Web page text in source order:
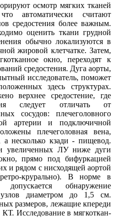
осмотр мягких тканей
автоматически считают
средостения более важным.
оценить ткани грудной
обычно локализуются в
жировой клетчатке. Затем,
окно, переходят к
средостения. Дуга аорты,
исследователь, поможет
здесь структурах.
верхнее средостение, где
следует отличать от
сосудов: плечеголовного
артерии и подключичной
плечеголовная вена,
а несколько кзади - пищевод.
увеличенных ЛУ ниже дуги
прямо под бифуркацией
и рядом с нисходящей аортой
крурально). В норме в
допускается обнаружение
узлов диаметром до 1,5 см.
размеров, лежащие кпереди
Исследование в мягкоткан-